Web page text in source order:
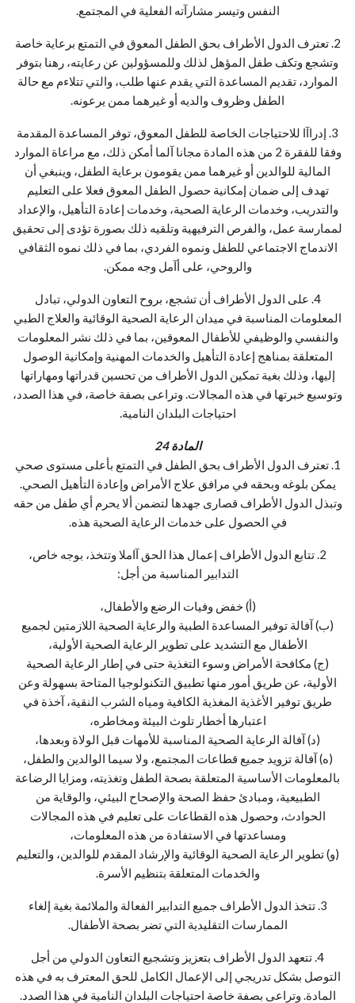
النفس وتيسر مشارآته الفعلية في المجتمع.
2. تعترف الدول الأطراف بحق الطفل المعوق في التمتع برعاية خاصة
وتشجع وتكف طفل المؤهل لذلك وللمسؤولين عن رعايته، رهنا بتوفر
الموارد، تقديم المساعدة التي يقدم عنها طلب، والتي تتلاءم مع حالة
الطفل وظروف والديه أو غيرهما ممن يرعونه.
3. إدراآا للاحتياجات الخاصة للطفل المعوق، توفر المساعدة المقدمة
وفقا للفقرة 2 من هذه المادة مجانا آلما أمكن ذلك، مع مراعاة الموارد
المالية للوالدين أو غيرهما ممن يقومون برعاية الطفل، وينبغي أن
تهدف إلى ضمان إمكانية حصول الطفل المعوق فعلا على التعليم
والتدريب، وخدمات الرعاية الصحية، وخدمات إعادة التأهيل، والإعداد
لممارسة عمل، والفرص الترفيهية وتلقيه ذلك بصورة تؤدى إلى تحقيق
الاندماج الاجتماعي للطفل ونموه الفردي، بما في ذلك نموه الثقافي
والروحي، على أآمل وجه ممكن.
4. على الدول الأطراف أن تشجع، بروح التعاون الدولي، تبادل
المعلومات المناسبة في ميدان الرعاية الصحية الوقائية والعلاج الطبي
والنفسي والوظيفي للأطفال المعوقين، بما في ذلك نشر المعلومات
المتعلقة بمناهج إعادة التأهيل والخدمات المهنية وإمكانية الوصول
إليها، وذلك بغية تمكين الدول الأطراف من تحسين قدراتها ومهاراتها
وتوسيع خبرتها في هذه المجالات. وتراعى بصفة خاصة، في هذا الصدد،
احتياجات البلدان النامية.
المادة 24
1. تعترف الدول الأطراف بحق الطفل في التمتع بأعلى مستوى صحي
يمكن بلوغه وبحقه في مرافق علاج الأمراض وإعادة التأهيل الصحي.
وتبذل الدول الأطراف قصارى جهدها لتضمن ألا يحرم أي طفل من حقه
في الحصول على خدمات الرعاية الصحية هذه.
2. تتابع الدول الأطراف إعمال هذا الحق آاملا وتتخذ، بوجه خاص،
التدابير المناسبة من أجل:
(أ) خفض وفيات الرضع والأطفال،
(ب) آفالة توفير المساعدة الطبية والرعاية الصحية اللازمتين لجميع
الأطفال مع التشديد على تطوير الرعاية الصحية الأولية،
(ج) مكافحة الأمراض وسوء التغذية حتى في إطار الرعاية الصحية
الأولية، عن طريق أمور منها تطبيق التكنولوجيا المتاحة بسهولة وعن
طريق توفير الأغذية المغذية الكافية ومياه الشرب النقية، آخذة في
اعتبارها أخطار تلوث البيئة ومخاطره،
(د) آفالة الرعاية الصحية المناسبة للأمهات قبل الولاة وبعدها،
(ه) آفالة تزويد جميع قطاعات المجتمع، ولا سيما الوالدين والطفل،
بالمعلومات الأساسية المتعلقة بصحة الطفل وتغذيته، ومزايا الرضاعة
الطبيعية، ومبادئ حفظ الصحة والإصحاح البيئي، والوقاية من
الحوادث، وحصول هذه القطاعات على تعليم في هذه المجالات
ومساعدتها في الاستفادة من هذه المعلومات،
(و) تطوير الرعاية الصحية الوقائية والإرشاد المقدم للوالدين، والتعليم
والخدمات المتعلقة بتنظيم الأسرة.
3. تتخذ الدول الأطراف جميع التدابير الفعالة والملائمة بغية إلغاء
الممارسات التقليدية التي تضر بصحة الأطفال.
4. تتعهد الدول الأطراف بتعزيز وتشجيع التعاون الدولي من أجل
التوصل بشكل تدريجي إلى الإعمال الكامل للحق المعترف به في هذه
المادة. وتراعى بصفة خاصة احتياجات البلدان النامية في هذا الصدد.